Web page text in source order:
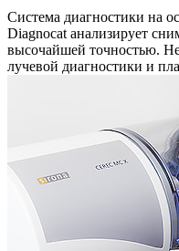
Система диагностики на
Diagnocat анализирует
высочайшей точностью.
лучевой диагностики и